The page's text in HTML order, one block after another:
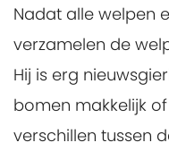
Nadat alle welpen
verzamelen de
Hij is erg
bomen makkelijk
verschillen tussen